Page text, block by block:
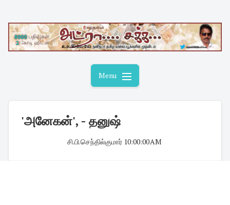
content
Menu
'அனேகன்', - தனுஷ்
சி.பி.செந்தில்குமார்· 10:00:00 AM